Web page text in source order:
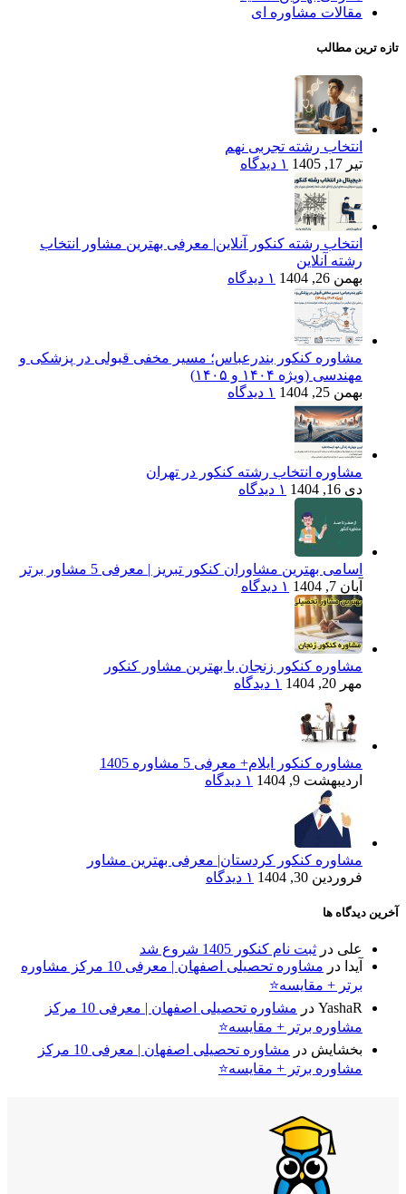
مقالات مشاوره ای
تازه ترین مطالب
انتخاب رشته تجربی نهم
تیر 17, 1405
۱ دیدگاه
انتخاب رشته کنکور آنلاین| معرفی بهترین مشاور انتخاب
رشته آنلاین
بهمن 26, 1404
۱ دیدگاه
مشاوره کنکور بندرعباس؛ مسیر مخفی قبولی در پزشکی و
مهندسی (ویژه ۱۴۰۴ و ۱۴۰۵)
بهمن 25, 1404
۱ دیدگاه
مشاوره انتخاب رشته کنکور در تهران
دی 16, 1404
۱ دیدگاه
اسامی بهترین مشاوران کنکور تبریز | معرفی 5 مشاور برتر
آبان 7, 1404
۱ دیدگاه
مشاوره کنکور زنجان با بهترین مشاور کنکور
مهر 20, 1404
۱ دیدگاه
مشاوره کنکور ایلام+ معرفی 5 مشاوره 1405
اردیبهشت 9, 1404
۱ دیدگاه
مشاوره کنکور کردستان| معرفی بهترین مشاور
فروردین 30, 1404
۱ دیدگاه
آخرین دیدگاه ها
علی در ثبت نام کنکور 1405 شروع شد
آیدا در
مشاوره تحصیلی اصفهان | معرفی 10 مرکز مشاوره
برتر + مقایسه⭐
YashaR در
مشاوره تحصیلی اصفهان | معرفی 10 مرکز
مشاوره برتر + مقایسه⭐
بخشایش در
مشاوره تحصیلی اصفهان | معرفی 10 مرکز
مشاوره برتر + مقایسه⭐